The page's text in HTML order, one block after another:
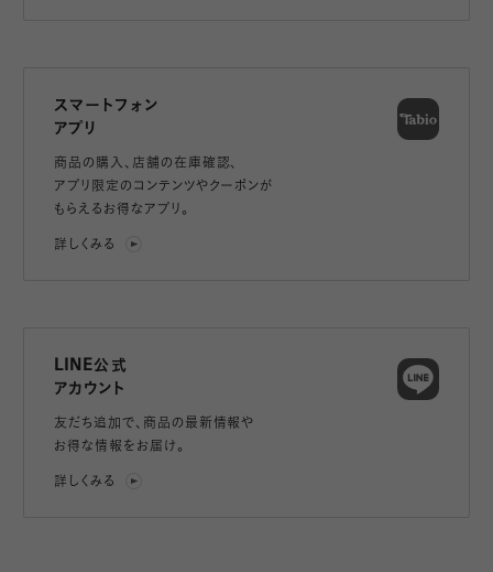
スマートフォン
アプリ
商品の購入、店舗の在庫確認、
アプリ限定のコンテンツやクーポンが
もらえるお得なアプリ。
詳しくみる
LINE公式
アカウント
友だち追加で、 商品の最新情報や
お得な情報をお届け。
詳しくみる